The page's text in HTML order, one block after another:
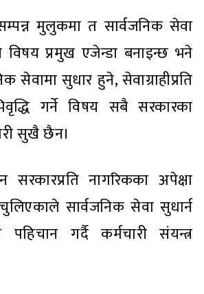
मुलुकमा त सार्वजनिक सेवा
विषय प्रमुख एजेन्डा बनाइन्छ भने
सेवामा सुधार हुने, सेवाग्राहीप्रति
गर्ने विषय सबै सरकारका
सुखै छैन।
सरकारप्रति नागरिकका अपेक्षा
सार्वजनिक सेवा सुधार्न
गर्दै कर्मचारी संयन्त्र